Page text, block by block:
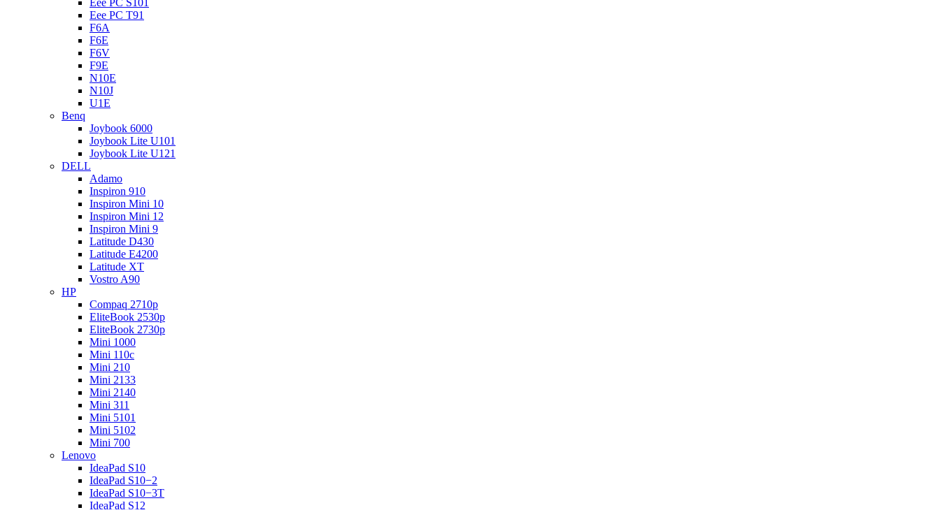
Eee PC S101
Eee PC T91
F6A
F6E
F6V
F9E
N10E
N10J
U1E
Benq
Joybook 6000
Joybook Lite U101
Joybook Lite U121
DELL
Adamo
Inspiron 910
Inspiron Mini 10
Inspiron Mini 12
Inspiron Mini 9
Latitude D430
Latitude E4200
Latitude XT
Vostro A90
HP
Compaq 2710p
EliteBook 2530p
EliteBook 2730p
Mini 1000
Mini 110c
Mini 210
Mini 2133
Mini 2140
Mini 311
Mini 5101
Mini 5102
Mini 700
Lenovo
IdeaPad S10
IdeaPad S10−2
IdeaPad S10−3T
IdeaPad S12